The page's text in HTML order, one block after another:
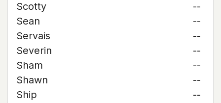
Scotty
--
Sean
--
Servais
--
Severin
--
Sham
--
Shawn
--
Ship
--